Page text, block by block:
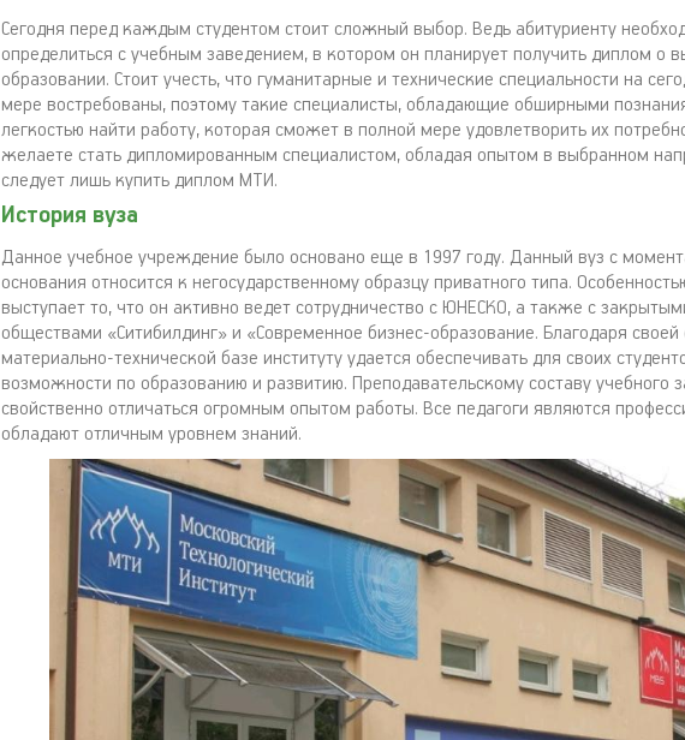
Сегодня перед каждым студентом стоит сложный выбор. Ведь абитуриенту
определиться с учебным заведением, в котором он планирует получить диплом о
образовании. Стоит учесть, что гуманитарные и технические специальности на
мере востребованы, поэтому такие специалисты, обладающие обширными
легкостью найти работу, которая сможет в полной мере удовлетворить их
желаете стать дипломированным специалистом, обладая опытом в выбранном
следует лишь купить диплом МТИ.
История вуза
Данное учебное учреждение было основано еще в 1997 году. Данный вуз с
основания относится к негосударственному образцу приватного типа.
выступает то, что он активно ведет сотрудничество с ЮНЕСКО, а также с
обществами «Ситибилдинг» и «Современное бизнес-образование. Благодаря
материально-технической базе институту удается обеспечивать для своих
возможности по образованию и развитию. Преподавательскому составу учебного
свойственно отличаться огромным опытом работы. Все педагоги являются
обладают отличным уровнем знаний.